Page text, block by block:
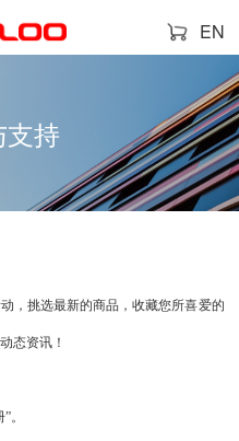
EN
支持
，挑选最新的商品，收藏您所喜爱的
态资讯！
。